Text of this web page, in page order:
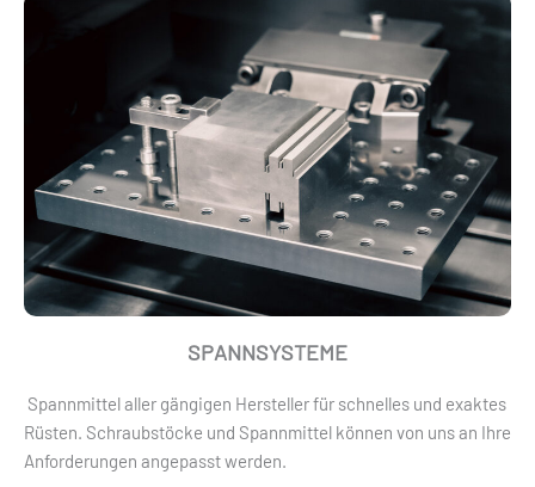
SPANNSYSTEME
Spannmittel aller gängigen Hersteller für schnelles und exaktes
Rüsten. Schraubstöcke und Spannmittel können von uns an Ihre
Anforderungen angepasst werden.